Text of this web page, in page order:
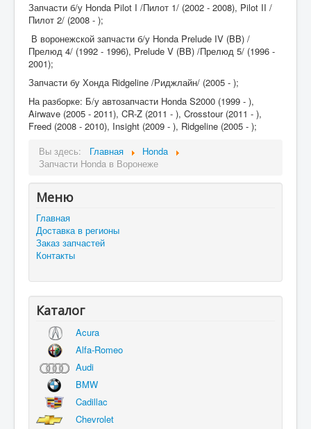
Запчасти б/у Honda Pilot I /Пилот 1/ (2002 - 2008), Pilot II /
Пилот 2/ (2008 - );
В воронежской запчасти б/у Honda Prelude IV (BB) /
Прелюд 4/ (1992 - 1996), Prelude V (BB) /Прелюд 5/ (1996 -
2001);
Запчасти бу Хонда Ridgeline /Риджлайн/ (2005 - );
На разборке: Б/у автозапчасти Honda S2000 (1999 - ),
Airwave (2005 - 2011), CR-Z (2011 - ), Crosstour (2011 - ),
Freed (2008 - 2010), Insight (2009 - ), Ridgeline (2005 - );
Вы здесь:
Главная
Honda
Запчасти Honda в Воронеже
Меню
Главная
Доставка в регионы
Заказ запчастей
Контакты
Каталог
Acura
Alfa-Romeo
Audi
BMW
Cadillac
Chevrolet